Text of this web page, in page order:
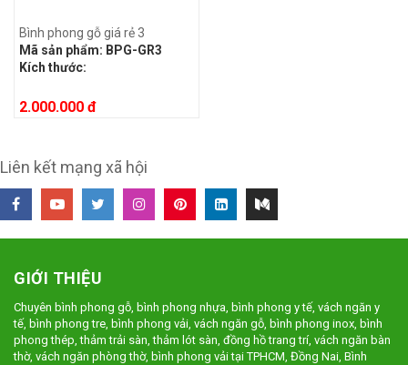
Bình phong gỗ giá rẻ 3
Mã sản phẩm: BPG-GR3
Kích thước:
2.000.000 đ
Liên kết mạng xã hội
GIỚI THIỆU
Chuyên bình phong gỗ, bình phong nhựa, bình phong y tế, vách ngăn y
tế, bình phong tre, bình phong vải, vách ngăn gỗ, bình phong inox, bình
phong thép, thảm trải sàn, thảm lót sàn, đồng hồ trang trí, vách ngăn bàn
thờ, vách ngăn phòng thờ, bình phong vải tại TPHCM, Đồng Nai, Bình